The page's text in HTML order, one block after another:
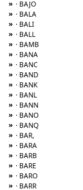
» · BAJO
» · BALA
» · BALI
» · BALL
» · BAMB
» · BANA
» · BANC
» · BAND
» · BANK
» · BANL
» · BANN
» · BANO
» · BANQ
» · BAR,
» · BARA
» · BARB
» · BARE
» · BARO
» · BARR